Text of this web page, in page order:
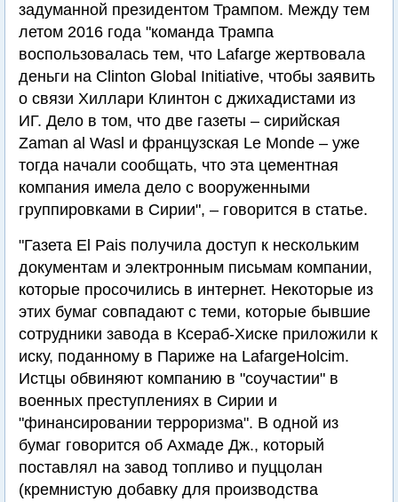
задуманной президентом Трампом. Между тем
летом 2016 года "команда Трампа
воспользовалась тем, что Lafarge жертвовала
деньги на Clinton Global Initiative, чтобы заявить
о связи Хиллари Клинтон с джихадистами из
ИГ. Дело в том, что две газеты – сирийская
Zaman al Wasl и французская Le Monde – уже
тогда начали сообщать, что эта цементная
компания имела дело с вооруженными
группировками в Сирии", – говорится в статье.
"Газета El Pais получила доступ к нескольким
документам и электронным письмам компании,
которые просочились в интернет. Некоторые из
этих бумаг совпадают с теми, которые бывшие
сотрудники завода в Ксераб-Хиске приложили к
иску, поданному в Париже на LafargeHolcim.
Истцы обвиняют компанию в "соучастии" в
военных преступлениях в Сирии и
"финансировании терроризма". В одной из
бумаг говорится об Ахмаде Дж., который
поставлял на завод топливо и пуццолан
(кремнистую добавку для производства